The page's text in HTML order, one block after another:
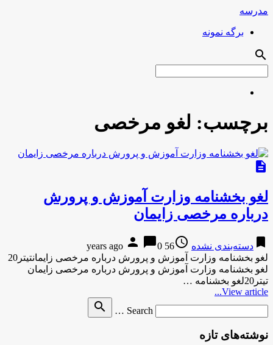
مدرسه
برگه نمونه
search
برچسب: لغو مرخصی
description
لغو بخشنامه وزارت آموزش و پرورش
درباره مرخصی زایمان
bookmark دسته‌بندی نشده access_time
56 years ago
person chat_bubble0
لغو بخشنامه وزارت آموزش و پرورش درباره مرخصی زایمانتیتر20
لغو بخشنامه وزارت آموزش و پرورش درباره مرخصی زایمان
تیتر20لغو بخشنامه …
View article...
Search …
search
نوشته‌های تازه